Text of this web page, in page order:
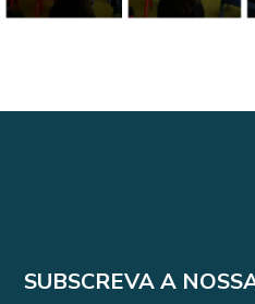
SUBSCREVA A